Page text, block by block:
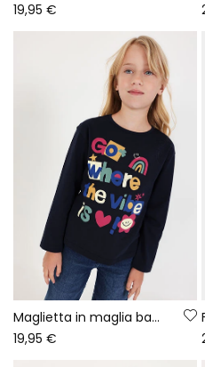
19,95 €
Maglietta in maglia bambina blu navy con stampa lettere
19,95 €